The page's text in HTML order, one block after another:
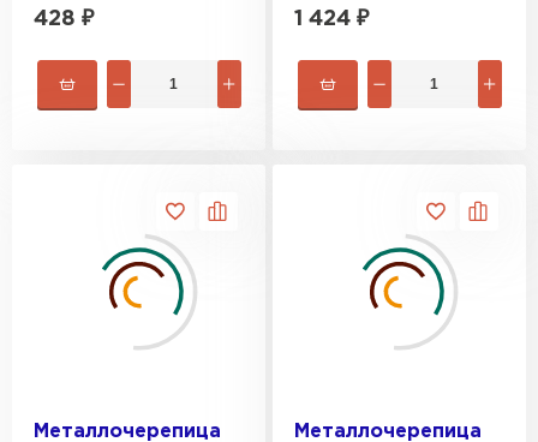
0.53
428 ₽ 1 424 ₽
Металлочерепица
Металлочерепица